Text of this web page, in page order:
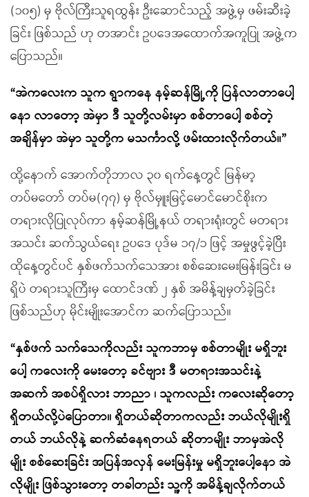
(၁၀၅) မှ ဗိုလ်ကြီးသူရထွန်း ဦးဆောင်သည့် အဖွဲ့မှ ဖမ်းဆီးခဲ့
ခြင်း ဖြစ်သည် ဟု တအာင်း ဥပဒေအထောက်အကူပြု အဖွဲ့က
ပြောသည်။
“အဲကလေးက သူက ရွာကနေ နမ့်ဆန်မြို့ကို ပြန်လာတာပေါ့
နော လာတော့ အဲမှာ ဒီ သူတို့လမ်းမှာ စစ်တာပေါ့ စစ်တဲ့
အချိန်မှာ အဲမှာ သူတို့က မသင်္ကာလို့ ဖမ်းထားလိုက်တယ်။”
ထို့နောက် အောက်တိုဘာလ ၃၀ ရက်နေ့တွင် မြန်မာ့
တပ်မတော် တပ်မ(၇၇) မှ ဗိုလ်မှူးမြင့်မောင်မောင်စိုးက
တရားလိုပြုလုပ်ကာ နမ့်ဆန်မြို့နယ် တရားရုံးတွင် မတရား
အသင်း ဆက်သွယ်ရေး ဥပဒေ ပုဒ်မ ၁၇/၁ ဖြင့် အမှုဖွင့်ခဲ့ပြီး
ထိုနေ့တွင်ပင် နှစ်ဖက်သက်သေအား စစ်ဆေးမေးမြန်းခြင်း မ
ရှိပဲ တရားသူကြီးမှ ထောင်ဒဏ် ၂ နှစ် အမိန့်ချမှတ်ခဲ့ခြင်း
ဖြစ်သည်ဟု မိုင်းမျိုးအောင်က ဆက်ပြောသည်။
“နှစ်ဖက် သက်သေကိုလည်း သူကဘာမှ စစ်တာမျိုး မရှိဘူး
ပေါ့ ကလေးကို မေးတော့ ခင်ဗျား ဒီ မတရားအသင်းနဲ့
အဆက် အစပ်ရှိလား ဘာညာ ၊ သူကလည်း ကလေးဆိုတော့
ရှိတယ်လို့ပဲပြောတာ။ ရှိတယ်ဆိုတာကလည်း ဘယ်လိုမျိုးရှိ
တယ် ဘယ်လိုနဲ့ ဆက်ဆံနေရတယ် ဆိုတာမျိုး ဘာမှအဲလို
မျိုး စစ်ဆေးခြင်း အပြန်အလှန် မေးမြန်းမှု မရှိဘူးပေါ့နော အဲ
လိုမျိုး ဖြစ်သွားတော့ တခါတည်း သူ့ကို အမိန့်ချလိုက်တယ်